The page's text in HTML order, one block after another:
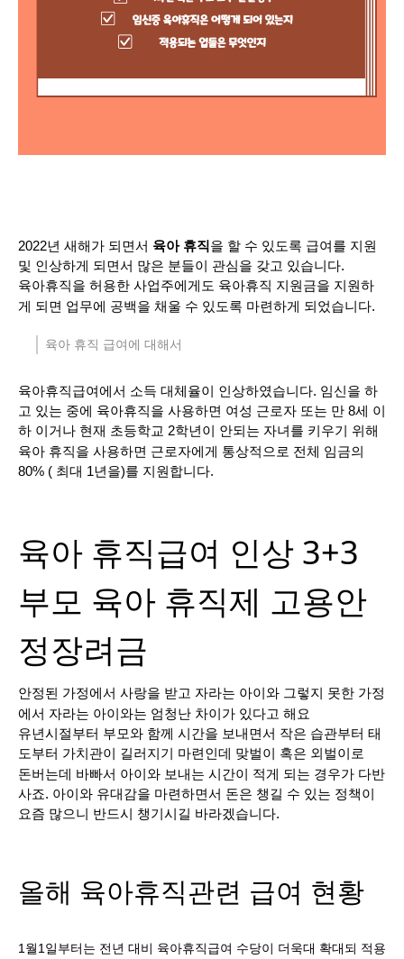
2022년 새해가 되면서 육아 휴직을 할 수 있도록 급여를 지원
및 인상하게 되면서 많은 분들이 관심을 갖고 있습니다.
육아휴직을 허용한 사업주에게도 육아휴직 지원금을 지원하
게 되면 업무에 공백을 채울 수 있도록 마련하게 되었습니다.
육아 휴직 급여에 대해서
육아휴직급여에서 소득 대체율이 인상하였습니다. 임신을 하
고 있는 중에 육아휴직을 사용하면 여성 근로자 또는 만 8세 이
하 이거나 현재 초등학교 2학년이 안되는 자녀를 키우기 위해
육아 휴직을 사용하면 근로자에게 통상적으로 전체 임금의
80% ( 최대 1년을)를 지원합니다.
육아 휴직급여 인상 3+3
부모 육아 휴직제 고용안
정장려금
안정된 가정에서 사랑을 받고 자라는 아이와 그렇지 못한 가정
에서 자라는 아이와는 엄청난 차이가 있다고 해요
유년시절부터 부모와 함께 시간을 보내면서 작은 습관부터 태
도부터 가치관이 길러지기 마련인데 맞벌이 혹은 외벌이로
돈버는데 바빠서 아이와 보내는 시간이 적게 되는 경우가 다반
사죠. 아이와 유대감을 마련하면서 돈은 챙길 수 있는 정책이
요즘 많으니 반드시 챙기시길 바라겠습니다.
올해 육아휴직관련 급여 현황
1월1일부터는 전년 대비 육아휴직급여 수당이 더욱대 확대되 적용